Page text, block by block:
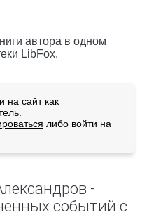
автора в одном
LibFox.
на сайт как
либо войти на
-
событий с